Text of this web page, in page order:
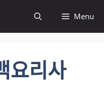
Menu